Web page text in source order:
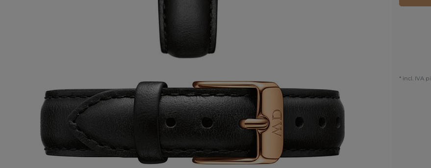
* incl. IVA